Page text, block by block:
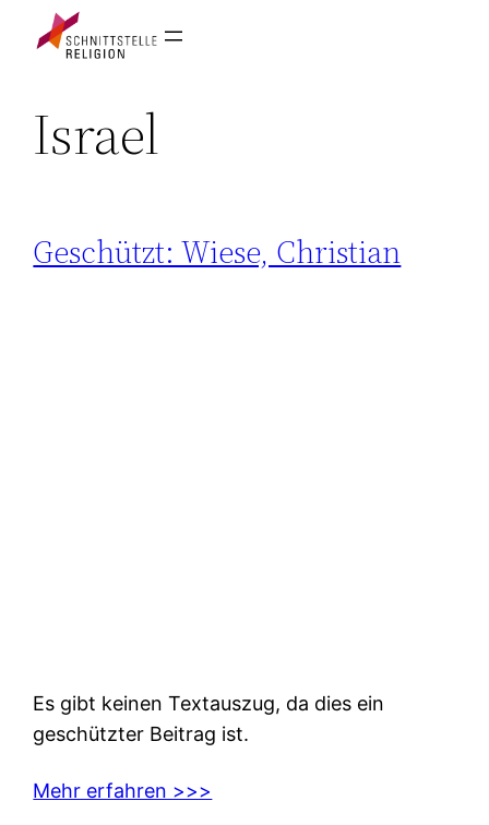
Israel
Geschützt: Wiese, Christian
Es gibt keinen Textauszug, da dies ein
geschützter Beitrag ist.
Mehr erfahren >>>